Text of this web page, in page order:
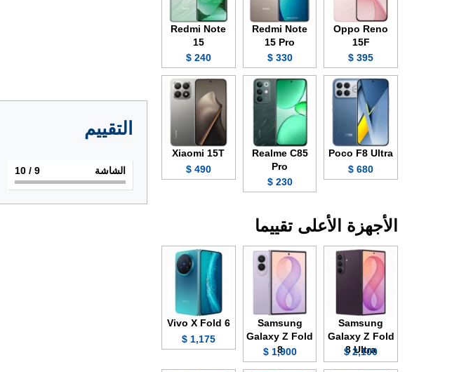
التقييم
الشاشة 9
/ 10
Oppo Reno
15F
395 $
Redmi Note
15 Pro
330 $
Redmi Note
15
240 $
Poco F8 Ultra
680 $
Realme C85
Pro
230 $
Xiaomi 15T
490 $
الأجهزة الأعلى تقييما
Samsung
Galaxy Z Fold
8 Ultra
2,100 $
Samsung
Galaxy Z Fold
8
1,900 $
Vivo X Fold 6
1,175 $